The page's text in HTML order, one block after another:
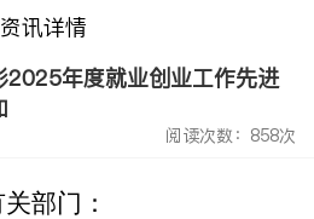
资讯详情
2025年度就业创业工作先进
阅读次数：858次
部门：